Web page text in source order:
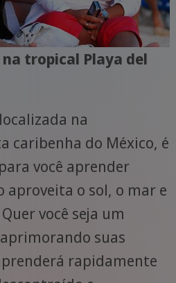
tropical Playa del
na
caribenha do México, é
você aprender
aproveita o sol, o mar e
você seja um
suas
rapidamente